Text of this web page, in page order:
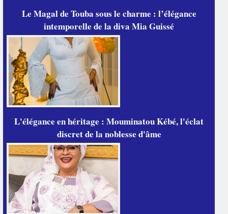
Le Magal de Touba sous le charme : l’élégance
intemporelle de la diva Mia Guissé
L'élégance en héritage : Mouminatou Kébé, l'éclat
discret de la noblesse d'âme